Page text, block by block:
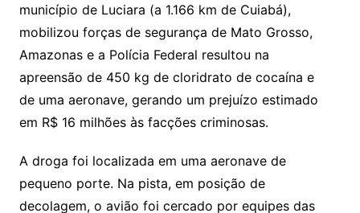
município de Luciara (a 1.166 km de Cuiabá),
mobilizou forças de segurança de Mato Grosso,
Amazonas e a Polícia Federal resultou na
apreensão de 450 kg de cloridrato de cocaína e
de uma aeronave, gerando um prejuízo estimado
em R$ 16 milhões às facções criminosas.
A droga foi localizada em uma aeronave de
pequeno porte. Na pista, em posição de
decolagem, o avião foi cercado por equipes das